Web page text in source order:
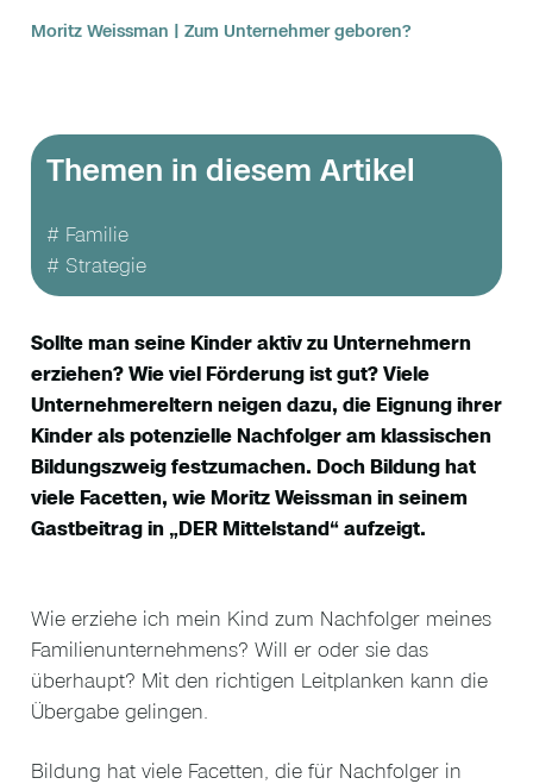
Moritz Weissman | Zum Unternehmer geboren?
Themen in diesem Artikel
# Familie
# Strategie
Sollte man seine Kinder aktiv zu Unternehmern
erziehen? Wie viel Förderung ist gut? Viele
Unternehmereltern neigen dazu, die Eignung ihrer
Kinder als potenzielle Nachfolger am klassischen
Bildungszweig festzumachen. Doch Bildung hat
viele Facetten, wie Moritz Weissman in seinem
Gastbeitrag in „DER Mittelstand“ aufzeigt.
Wie erziehe ich mein Kind zum Nachfolger meines
Familienunternehmens? Will er oder sie das
überhaupt? Mit den richtigen Leitplanken kann die
Übergabe gelingen.
Bildung hat viele Facetten, die für Nachfolger in